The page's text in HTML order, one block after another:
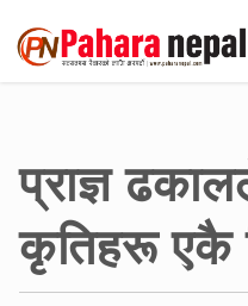
प्राज्ञ
कृतिहरू एकै